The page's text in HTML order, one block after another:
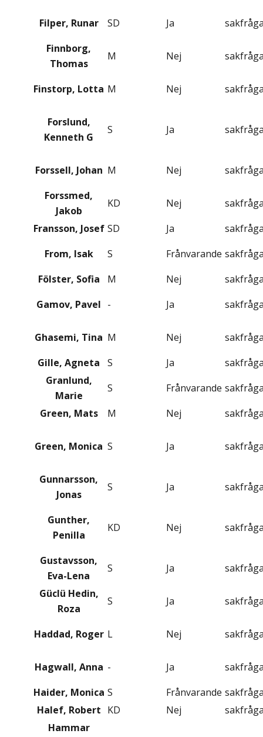
Filper, Runar SD Ja
Finnborg,
Thomas
M Nej
Finstorp, Lotta M Nej
Forslund,
Kenneth G
S Ja
Forssell, Johan M Nej
Forssmed,
Jakob
KD Nej
Fransson, Josef SD Ja
From, Isak
S Frånvarande
Fölster, Sofia
M Nej
Gamov, Pavel - Ja
Ghasemi, Tina M Nej
Gille, Agneta
S Ja
Granlund,
Marie
S Frånvarande
Green, Mats
M Nej
Green, Monica S Ja
Gunnarsson,
Jonas
S Ja
Gunther,
Penilla
KD Nej
Gustavsson,
Eva-Lena
S Ja
Güclü Hedin,
Roza
S Ja
Haddad, Roger L Nej
Hagwall, Anna - Ja
Haider, Monica S Frånvarande
Halef, Robert KD Nej
Hammar